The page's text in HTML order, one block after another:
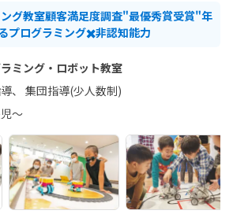
グ教室顧客満足度調査"最優秀賞受賞"年
プログラミング✖️非認知能力
ミング・ロボット教室
集団指導(少人数制)
〜